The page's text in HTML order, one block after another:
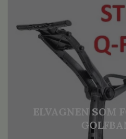
ELVAGNEN SOM